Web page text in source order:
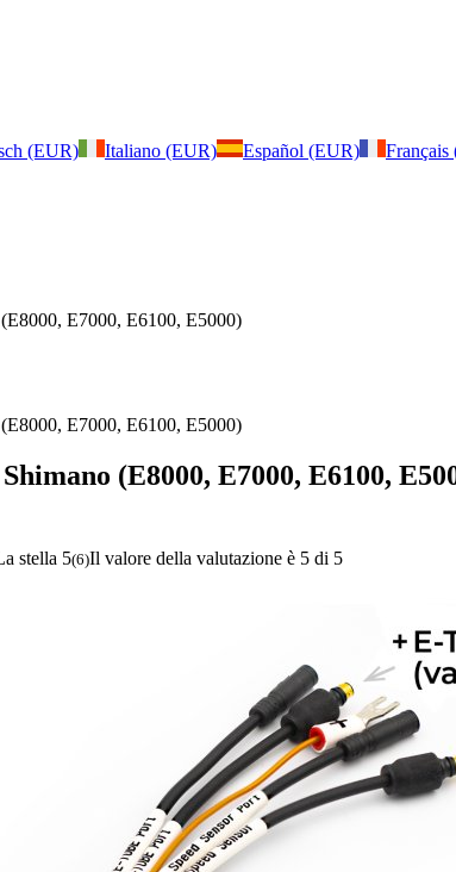
(EUR) Italiano (EUR) Español (EUR)
E7000, E6100, E5000)
E7000, E6100, E5000)
(E8000, E7000, E6100,
stella 5(6)Il valore della valutazione è 5 di 5